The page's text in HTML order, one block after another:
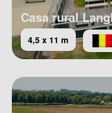
Casa rural
4,5 x 11 m